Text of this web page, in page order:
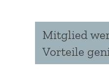
Mitglied
Vorteile